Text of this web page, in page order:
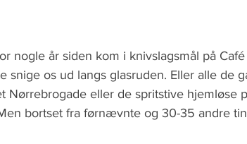
nogle år siden kom i knivslagsmål på
snige os ud langs glasruden. Eller alle de
Nørrebrogade eller de spritstive hjemløse
bortset fra førnævnte og 30-35 andre